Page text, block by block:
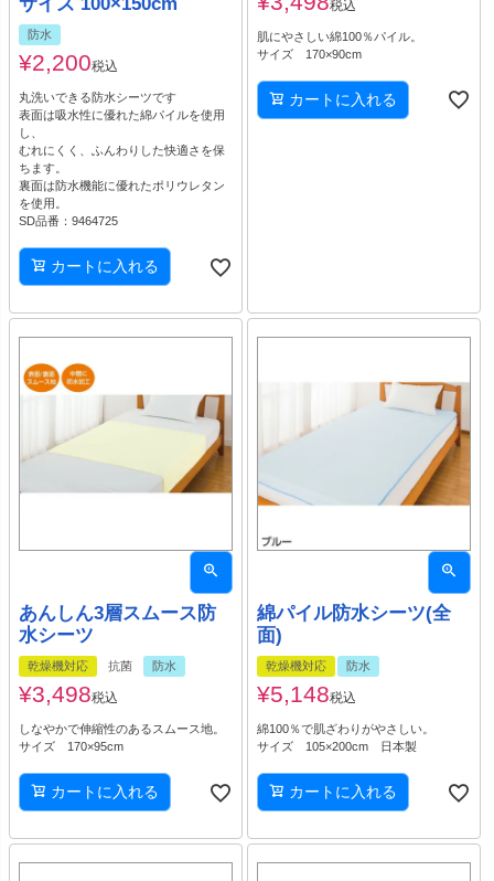
防水
¥2,200税込
丸洗いできる防水シーツです
表面は吸水性に優れた綿パイルを使用
し、
むれにくく、ふんわりした快適さを保
ちます。
裏面は防水機能に優れたポリウレタン
を使用。
SD品番：9464725
カートに入れる
税込
肌にやさしい綿100％パイル。
サイズ 170×90cm
カートに入れる
あんしん3層スムース防
水シーツ
乾燥機対応 抗菌 防水
¥3,498税込
しなやかで伸縮性のあるスムース地。
サイズ 170×95cm
カートに入れる
綿パイル防水シーツ(全
面)
乾燥機対応 防水
¥5,148税込
綿100％で肌ざわりがやさしい。
サイズ 105×200cm 日本製
カートに入れる